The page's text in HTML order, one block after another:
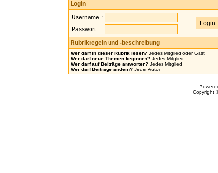
Login
Username :
Passwort
:
Rubrikregeln und -beschreibung
Wer darf in dieser Rubrik lesen? Jedes Mitglied oder Gast
Wer darf neue Themen beginnen? Jedes Mitglied
Wer darf auf Beiträge antworten? Jedes Mitglied
Wer darf Beiträge ändern? Jeder Autor
Copyright